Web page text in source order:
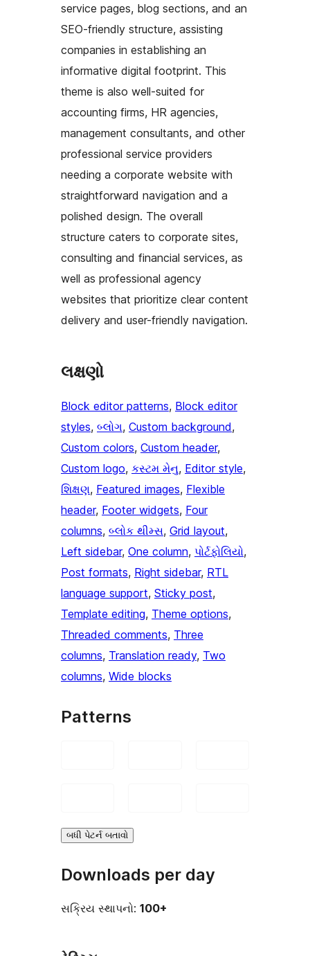
service pages, blog sections, and an
SEO-friendly structure, assisting
companies in establishing an
informative digital footprint. This
theme is also well-suited for
accounting firms, HR agencies,
management consultants, and other
professional service providers
needing a corporate website with
straightforward navigation and a
polished design. The overall
structure caters to corporate sites,
consulting and financial services, as
well as professional agency
websites that prioritize clear content
delivery and user-friendly navigation.
લક્ષણો
Block editor patterns, Block editor
styles, બ્લોગ, Custom background
Custom colors, Custom header
Custom logo, કસ્ટમ મેનુ, Editor style
શિક્ષણ, Featured images, Flexible
header, Footer widgets, Four
columns, બ્લોક થીમ્સ, Grid layout
Left sidebar, One column, પોર્ટફોલિયો
Post formats, Right sidebar, RTL
language support, Sticky post
Template editing, Theme options
Threaded comments, Three
columns, Translation ready, Two
columns, Wide blocks
Patterns
બધી પેટર્ન બતાવો
Downloads per day
સક્રિય સ્થાપનો: 100+